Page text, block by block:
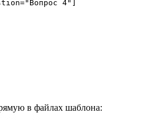
4"]
в файлах шаблона: